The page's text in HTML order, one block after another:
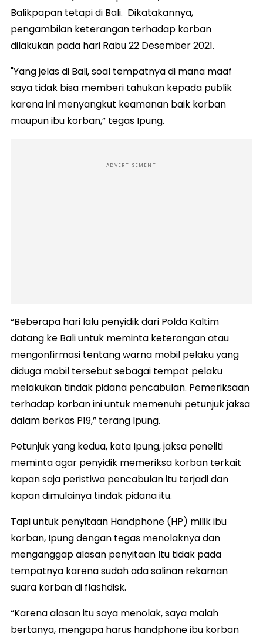
Balikpapan tetapi di Bali. Dikatakannya,
pengambilan keterangan terhadap korban
dilakukan pada hari Rabu 22 Desember 2021.
"Yang jelas di Bali, soal tempatnya di mana maaf
saya tidak bisa memberi tahukan kepada publik
karena ini menyangkut keamanan baik korban
maupun ibu korban,” tegas Ipung.
ADVERTISEMENT
“Beberapa hari lalu penyidik dari Polda Kaltim
datang ke Bali untuk meminta keterangan atau
mengonfirmasi tentang warna mobil pelaku yang
diduga mobil tersebut sebagai tempat pelaku
melakukan tindak pidana pencabulan. Pemeriksaan
terhadap korban ini untuk memenuhi petunjuk jaksa
dalam berkas P19,” terang Ipung.
Petunjuk yang kedua, kata Ipung, jaksa peneliti
meminta agar penyidik memeriksa korban terkait
kapan saja peristiwa pencabulan itu terjadi dan
kapan dimulainya tindak pidana itu.
Tapi untuk penyitaan Handphone (HP) milik ibu
korban, Ipung dengan tegas menolaknya dan
menganggap alasan penyitaan Itu tidak pada
tempatnya karena sudah ada salinan rekaman
suara korban di flashdisk.
“Karena alasan itu saya menolak, saya malah
bertanya, mengapa harus handphone ibu korban